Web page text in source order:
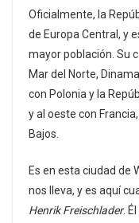
Oficialmente, la
de Europa Central, y
mayor población. Su
Mar del Norte,
con Polonia y la
y al oeste con
Bajos.
Es en esta ciudad de
nos lleva, y es aquí
Henrik Freischlader.